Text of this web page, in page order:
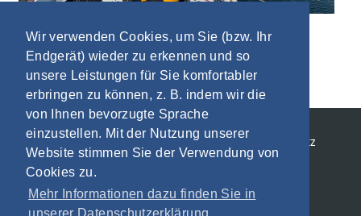
Wir verwenden Cookies, um Sie (bzw. Ihr
Endgerät) wieder zu erkennen und so
unsere Leistungen für Sie komfortabler
erbringen zu können, z. B. indem wir die
von Ihnen bevorzugte Sprache
einzustellen. Mit der Nutzung unserer
Website stimmen Sie der Verwendung von
Cookies zu.
Mehr Informationen dazu finden Sie in
Allgemeine GeschäftsbedingungenDatenschutz
Impressum